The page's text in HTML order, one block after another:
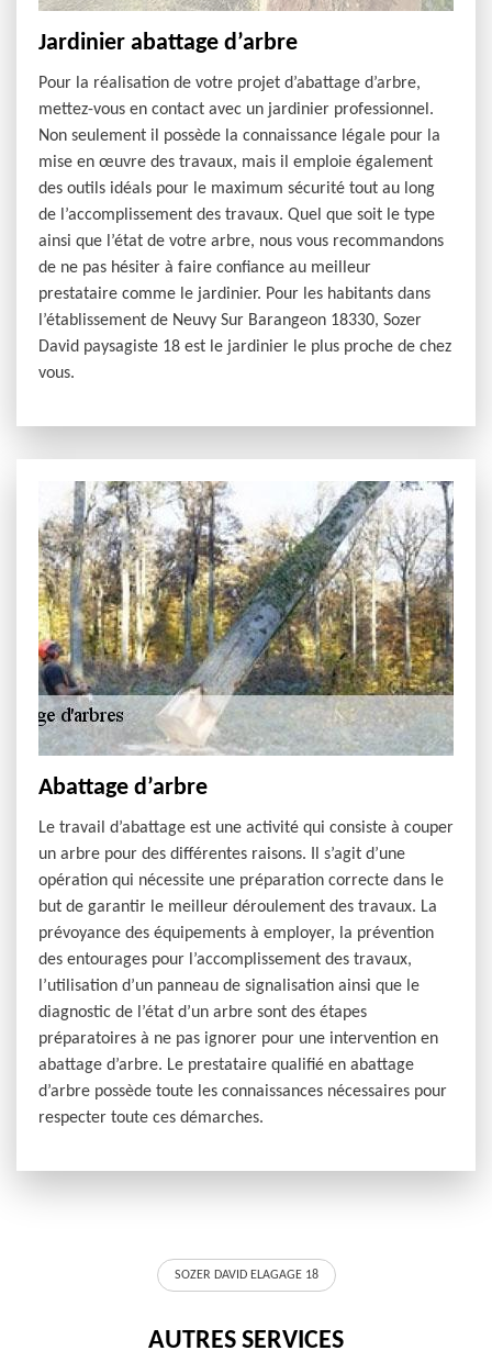
Jardinier abattage d’arbre
Pour la réalisation de votre projet d’abattage d’arbre,
mettez-vous en contact avec un jardinier professionnel.
Non seulement il possède la connaissance légale pour la
mise en œuvre des travaux, mais il emploie également
des outils idéals pour le maximum sécurité tout au long
de l’accomplissement des travaux. Quel que soit le type
ainsi que l’état de votre arbre, nous vous recommandons
de ne pas hésiter à faire confiance au meilleur
prestataire comme le jardinier. Pour les habitants dans
l’établissement de Neuvy Sur Barangeon 18330, Sozer
David paysagiste 18 est le jardinier le plus proche de chez
vous.
Abattage d’arbre
Le travail d’abattage est une activité qui consiste à couper
un arbre pour des différentes raisons. Il s’agit d’une
opération qui nécessite une préparation correcte dans le
but de garantir le meilleur déroulement des travaux. La
prévoyance des équipements à employer, la prévention
des entourages pour l’accomplissement des travaux,
l’utilisation d’un panneau de signalisation ainsi que le
diagnostic de l’état d’un arbre sont des étapes
préparatoires à ne pas ignorer pour une intervention en
abattage d’arbre. Le prestataire qualifié en abattage
d’arbre possède toute les connaissances nécessaires pour
respecter toute ces démarches.
SOZER DAVID ELAGAGE 18
AUTRES SERVICES